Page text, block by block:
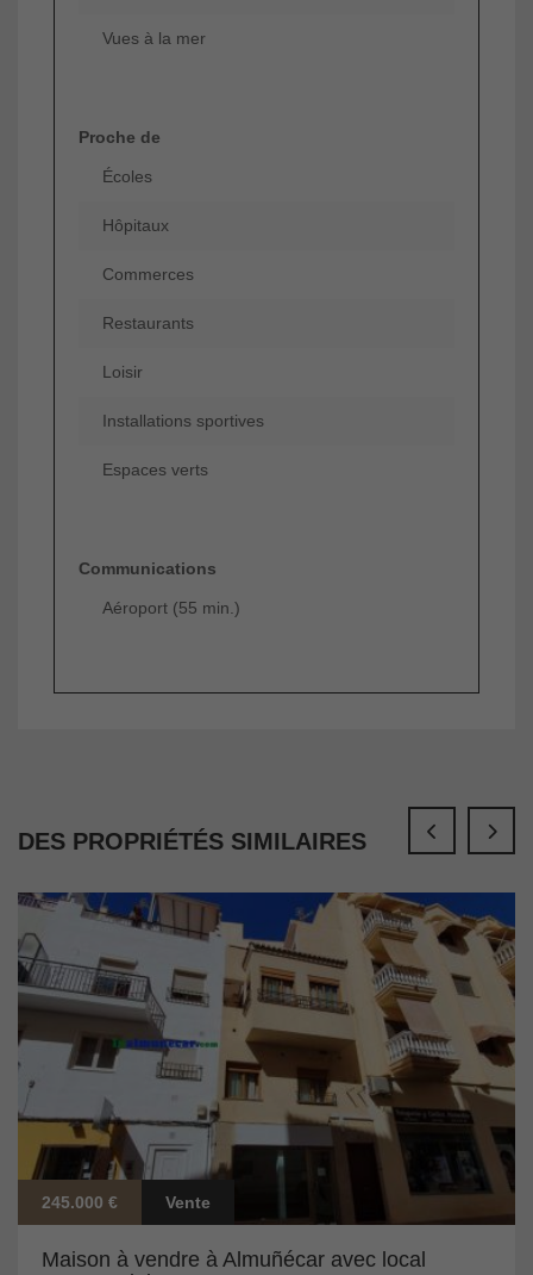
Vues à la mer
Proche de
Écoles
Hôpitaux
Commerces
Restaurants
Loisir
Installations sportives
Espaces verts
Communications
Aéroport (55 min.)
DES PROPRIÉTÉS SIMILAIRES
245.000 € Vente
Maison à vendre à Almuñécar avec local